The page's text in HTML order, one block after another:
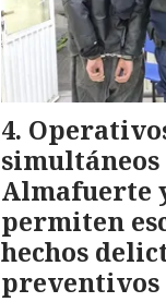
simultáneos
Almafuerte
permiten
hechos
preventivos